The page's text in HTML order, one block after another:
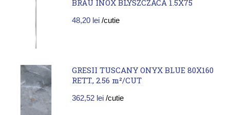
BRÂU INOX BLYSZCZACA 1.5X75
48,20 lei /cutie
GRESII TUSCANY ONYX BLUE 80X160
RETT., 2.56 m²/CUT
362,52 lei /cutie